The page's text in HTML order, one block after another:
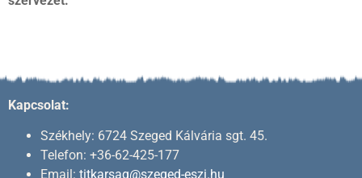
Kapcsolat:
Székhely: 6724 Szeged Kálvária sgt. 45.
Telefon: +36-62-425-177
Email: titkarsag@szeged-eszi.hu